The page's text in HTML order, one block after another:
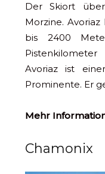
Der Skiort
Morzine.
bis 2400
Avoriaz ist
Prominente. Er
Mehr
Chamonix